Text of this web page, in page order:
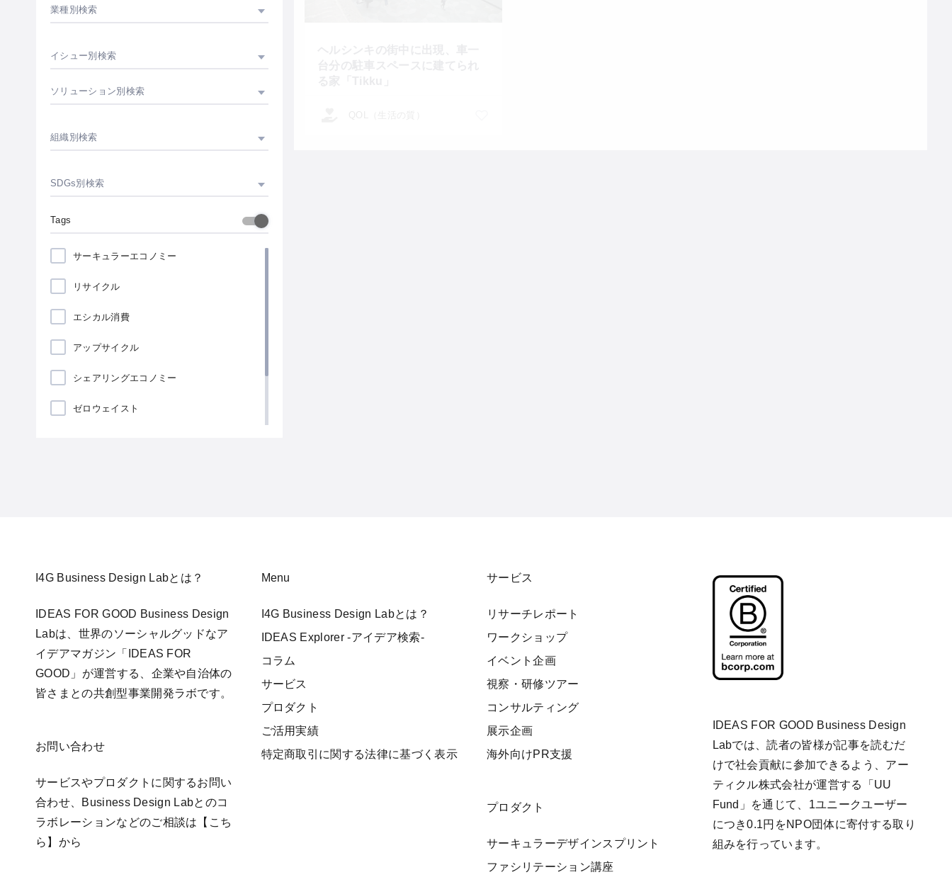
業種別検索
イシュー別検索
ソリューション別検索
組織別検索
SDGs別検索
Tags
サーキュラーエコノミー
リサイクル
エシカル消費
アップサイクル
シェアリングエコノミー
ゼロウェイスト
I4G Business Design Labとは？
IDEAS FOR GOOD Business Design
Labは、世界のソーシャルグッドなア
イデアマガジン「IDEAS FOR
GOOD」が運営する、企業や自治体の
皆さまとの共創型事業開発ラボです。
お問い合わせ
サービスやプロダクトに関するお問い
合わせ、Business Design Labとのコ
ラボレーションなどのご相談は 【こち
ら】 から
Menu
I4G Business Design Labとは？
IDEAS Explorer -アイデア検索-
コラム
サービス
プロダクト
ご活用実績
特定商取引に関する法律に基づく表示
サービス
リサーチレポート
ワークショップ
イベント企画
視察・研修ツアー
コンサルティング
展示企画
海外向けPR支援
プロダクト
サーキュラーデザインスプリント
ファシリテーション講座
IDEAS FOR GOOD Business Design
Labでは、読者の皆様が記事を読むだ
けで社会貢献に参加できるよう、アー
ティクル株式会社が運営する「 UU
Fund 」を通じて、1ユニークユーザー
につき0.1円をNPO団体に寄付する取り
組みを行っています。